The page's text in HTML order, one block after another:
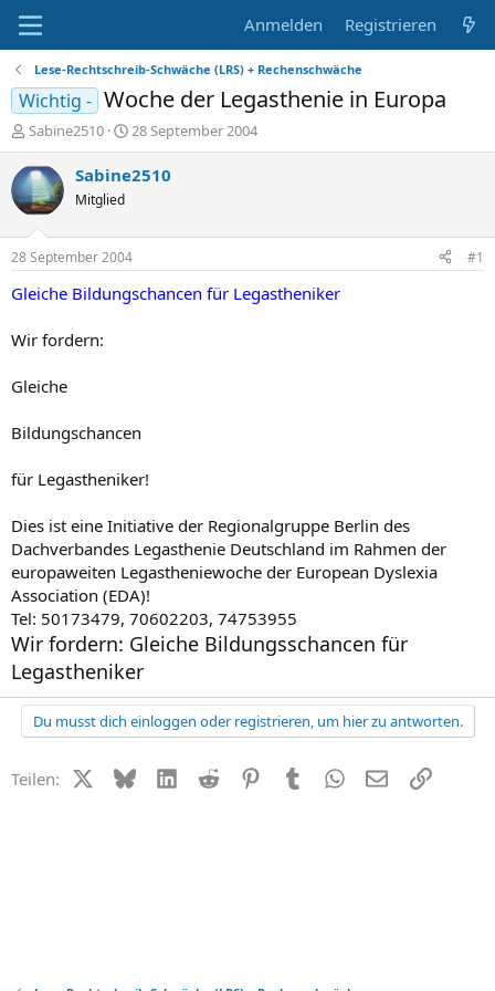
Anmelden Registrieren
Lese-Rechtschreib-Schwäche (LRS) + Rechenschwäche
Wichtig - Woche der Legasthenie in Europa
E
r
s
t
e
e
r
Sabine2510
E
r
s
l
t
a
28 September 2004
Sabine2510
Mitglied
28 September 2004 #1
Gleiche Bildungschancen für Legastheniker
Wir fordern:
Gleiche
Bildungschancen
für Legastheniker!
Dies ist eine Initiative der Regionalgruppe Berlin des
Dachverbandes Legasthenie Deutschland im Rahmen der
europaweiten Legastheniewoche der European Dyslexia
Association (EDA)!
Tel: 50173479, 70602203, 74753955
Wir fordern: Gleiche Bildungsschancen für
Legastheniker
Du musst dich einloggen oder registrieren, um hier zu antworten.
Teilen: X (Twitter)
BlueskyLinkedIn
Reddit PinterestTumblr WhatsApp
E-MailLink